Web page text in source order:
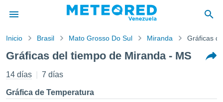
de
ha
por
para
Inicio Brasil Mato Grosso Do Sul Miranda Gráficas
Gráficas del tiempo de Miranda - MS
14 días 7 días
Gráfica de Temperatura